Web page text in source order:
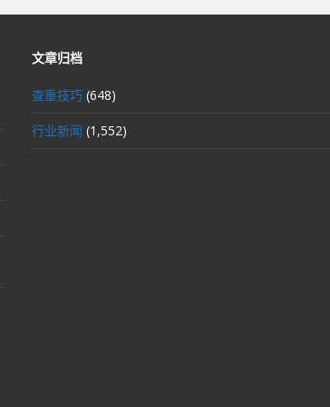
文章归档
查重技巧 (648)
行业新闻 (1,552)